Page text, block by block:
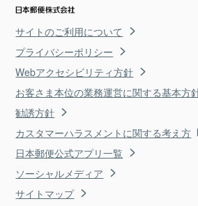
サイトのご利用について
プライバシーポリシー
Webアクセシビリティ方針
お客さま本位の業務運営に関する基本方
勧誘方針
カスタマーハラスメントに関する考え方
日本郵便公式アプリ一覧
ソーシャルメディア
サイトマップ